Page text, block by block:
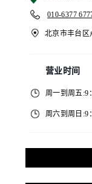
010-6377
北京市丰台区
营业时间
周一到周五:9
周六到周日:9